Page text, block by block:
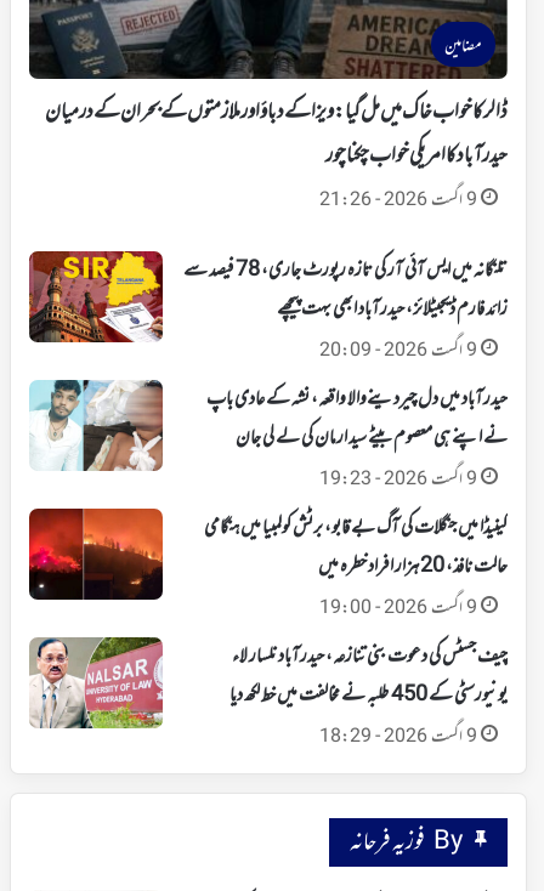
مضامین
ڈالر کا خواب خاک میں مل گیا: ویزا کے دباؤ اور ملازمتوں کے بحران کے درمیان
حیدرآباد کا امریکی خواب چکنا چور
9 اگست 2026 - 21:26
تلنگانہ میں ایس آئی آر کی تازہ رپورٹ جاری، 78 فیصد سے
زائد فارم ڈیجیٹلائز، حیدرآباد ابھی بہت پیچھے
9 اگست 2026 - 20:09
حیدرآباد میں دل چیردینےوالا واقعہ، نشہ کے عادی باپ
نے اپنے ہی معصوم بیٹے سید ارمان کی لے لی جان
9 اگست 2026 - 19:23
کینیڈا میں جنگلات کی آگ بے قابو، برٹش کولمبیا میں ہنگامی
حالت نافذ، 20 ہزار افراد خطرہ میں
9 اگست 2026 - 19:00
چیف جسٹس کی دعوت بنی تنازعہ، حیدرآباد نلسار لاء
یونیورسٹی کے 450 طلبہ نے مخالفت میں خط لکھ دیا
9 اگست 2026 - 18:29
By فوزیہ فرحانہ